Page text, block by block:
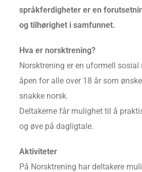
språkferdigheter er en
og tilhørighet i samfunnet.
Hva er norsktrening?
Norsktrening er en uformell
åpen for alle over 18 år som
snakke norsk.
Deltakerne får mulighet til å
og øve på dagligtale.
Aktiviteter
På Norsktrening har deltakere